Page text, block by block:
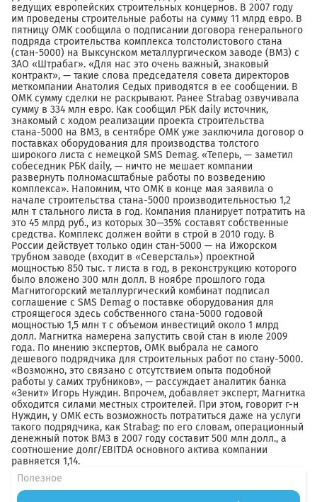
ведущих европейских строительных концернов. В 2007 году
им проведены строительные работы на сумму 11 млрд евро. В
пятницу ОМК сообщила о подписании договора генерального
подряда строительства комплекса толстолистового стана
(стан-5000) на Выксунском металлургическом заводе (ВМЗ) с
ЗАО «Штрабаг». «Для нас это очень важный, знаковый
контракт», — такие слова председателя совета директоров
меткомпании Анатолия Седых приводятся в ее сообщении. В
ОМК сумму сделки не раскрывают. Ранее Strabag озвучивала
сумму в 334 млн евро. Как сообщил РБК daily источник,
знакомый с ходом реализации проекта строительства
стана-5000 на ВМЗ, в сентябре ОМК уже заключила договор о
поставках оборудования для производства толстого
широкого листа с немецкой SMS Demag. «Теперь, — заметил
собеседник РБК daily, — ничто не мешает компании
развернуть полномасштабные работы по возведению
комплекса». Напомним, что ОМК в конце мая заявила о
начале строительства стана-5000 производительностью 1,2
млн т стального листа в год. Компания планирует потратить на
это 45 млрд руб., из которых 30—35% составят собственные
средства. Комплекс должен войти в строй в 2010 году. В
России действует только один стан-5000 — на Ижорском
трубном заводе (входит в «Северсталь») проектной
мощностью 850 тыс. т листа в год, в реконструкцию которого
было вложено 300 млн долл. В ноябре прошлого года
Магнитогорский металлургический комбинат подписал
соглашение с SMS Demag о поставке оборудования для
строящегося здесь собственного стана-5000 годовой
мощностью 1,5 млн т с объемом инвестиций около 1 млрд
долл. Магнитка намерена запустить свой стан в июле 2009
года. По мнению экспертов, ОМК выбрала не самого
дешевого подрядчика для строительных работ по стану-5000.
«Возможно, это связано с отсутствием опыта подобной
работы у самих трубников», — рассуждает аналитик банка
«Зенит» Игорь Нуждин. Впрочем, добавляет эксперт, Магнитка
обходится силами местных строителей. При этом, говорит г-н
Нуждин, у ОМК есть возможность потратиться даже на услуги
такого подрядчика, как Strabag: по его словам, операционный
денежный поток ВМЗ в 2007 году составит 500 млн долл., а
соотношение долг/EBITDA основного актива компании
равняется 1,14.
Полезное